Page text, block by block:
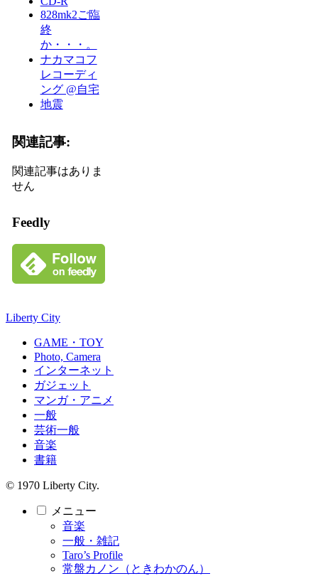
828mk2ご臨
終
か・・・。
ナカマコフ
レコーディ
ング @自宅
地震
関連記事:
関連記事はありま
せん
Feedly
Liberty City
GAME・TOY
Photo, Camera
インターネット
ガジェット
マンガ・アニメ
一般
芸術一般
音楽
書籍
© 1970 Liberty City.
メニュー
音楽
一般・雑記
Taro’s Profile
常盤カノン（ときわかのん）